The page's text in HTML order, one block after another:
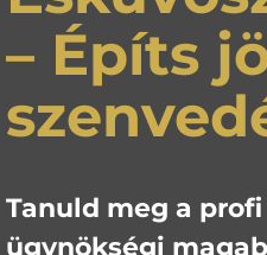
– Építs
Tanuld meg a
ügynökségi